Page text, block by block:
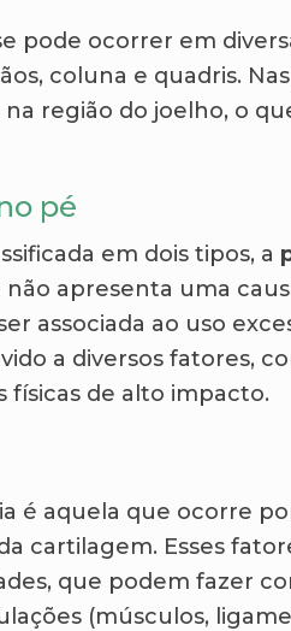
pode ocorrer em
coluna e quadris.
região do joelho, o
pé
em dois tipos, a
apresenta uma
associada ao uso
a diversos fatores,
físicas de alto impacto.
é aquela que ocorre
cartilagem. Esses
que podem fazer
(músculos,